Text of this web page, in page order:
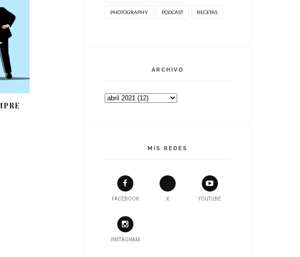
PHOTOGRAPHY PODCAST RECETAS
ARCHIVO
MIS REDES
FACEBOOK X YOUTUBE
INSTAGRAM